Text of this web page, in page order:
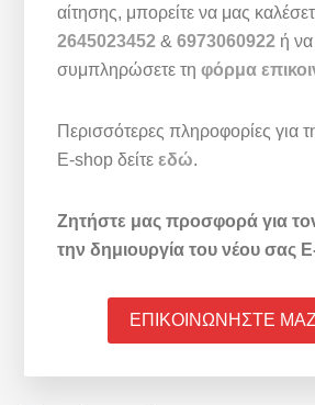
αίτησης, μπορείτε να μας
2645023452 &6973060922 ή να
συμπληρώσετε τηφόρμα
Περισσότερες πληροφορίες για
E-shop δείτε εδώ.
Ζητήστε μας προσφορά για
την δημιουργία του νέου σας
ΕΠΙΚΟΙΝΩΝΗΣΤΕ